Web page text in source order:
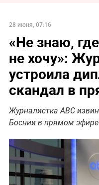
28 июня, 07:16
«Не знаю,
не хочу»:
устроила
скандал в
Журналистка ABC
Боснии в прямом эфире